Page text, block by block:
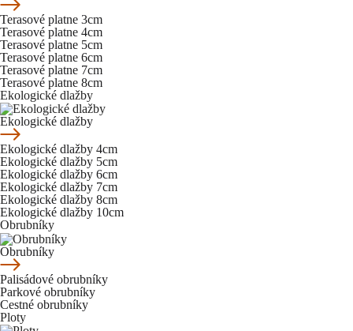
Terasové platne 3cm
Terasové platne 4cm
Terasové platne 5cm
Terasové platne 6cm
Terasové platne 7cm
Terasové platne 8cm
Ekologické dlažby
Ekologické dlažby
Ekologické dlažby 4cm
Ekologické dlažby 5cm
Ekologické dlažby 6cm
Ekologické dlažby 7cm
Ekologické dlažby 8cm
Ekologické dlažby 10cm
Obrubníky
Obrubníky
Palisádové obrubníky
Parkové obrubníky
Cestné obrubníky
Ploty